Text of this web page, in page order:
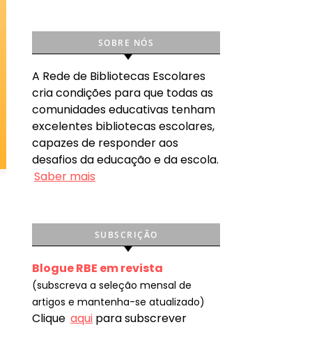
SOBRE NÓS
A Rede de Bibliotecas Escolares
cria condições para que todas as
comunidades educativas tenham
excelentes bibliotecas escolares,
capazes de responder aos
desafios da educação e da escola.
Saber mais
SUBSCRIÇÃO
Blogue RBE em revista
(subscreva a seleção mensal de
artigos e mantenha-se atualizado)
Clique aqui para subscrever